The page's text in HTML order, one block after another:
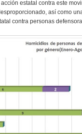
estatal contra este
así como
contra personas